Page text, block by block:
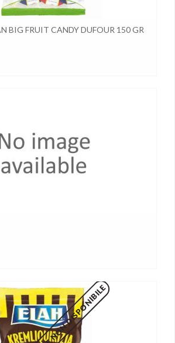
BIG FRUIT CANDY DUFOUR 150 GR